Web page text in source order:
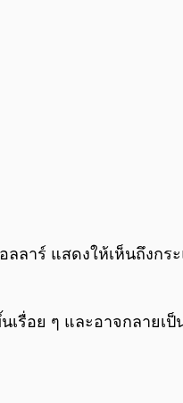
ลลาร์ แสดงให้เห็นถึง
เรื่อย ๆ และอาจกลาย